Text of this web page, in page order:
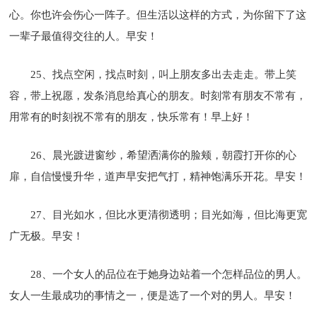
心。你也许会伤心一阵子。但生活以这样的方式，为你留下了这
一辈子最值得交往的人。早安！
25、找点空闲，找点时刻，叫上朋友多出去走走。带上笑
容，带上祝愿，发条消息给真心的朋友。时刻常有朋友不常有，
用常有的时刻祝不常有的朋友，快乐常有！早上好！
26、晨光踱进窗纱，希望洒满你的脸颊，朝霞打开你的心
扉，自信慢慢升华，道声早安把气打，精神饱满乐开花。早安！
27、目光如水，但比水更清彻透明；目光如海，但比海更宽
广无极。早安！
28、一个女人的品位在于她身边站着一个怎样品位的男人。
女人一生最成功的事情之一，便是选了一个对的男人。早安！